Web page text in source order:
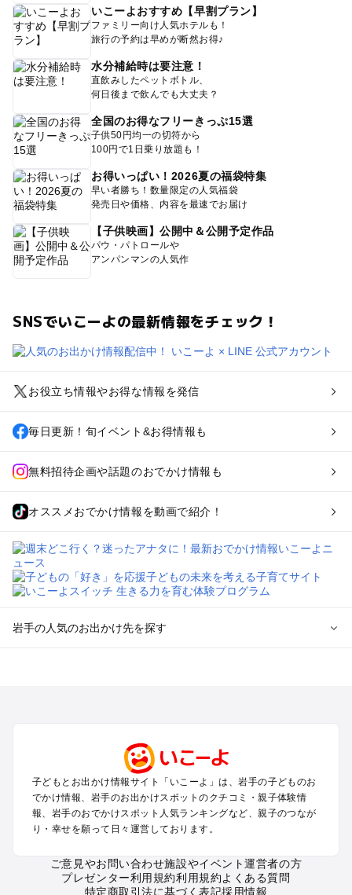
いこーよおすすめ【早割プラン】
ファミリー向け人気ホテルも！
旅行の予約は早めが断然お得♪
水分補給時は要注意！
直飲みしたペットボトル、
何日後まで飲んでも大丈夫？
全国のお得なフリーきっぷ15選
子供50円均一の切符から
100円で1日乗り放題も！
お得いっぱい！2026夏の福袋特集
早い者勝ち！数量限定の人気福袋
発売日や価格、内容を最速でお届け
【子供映画】公開中＆公開予定作品
パウ・パトロールや
アンパンマンの人気作
SNSでいこーよの最新情報をチェック！
お役立ち情報やお得な情報を発信
毎日更新！旬イベント&お得情報も
無料招待企画や話題のおでかけ情報も
オススメおでかけ情報を動画で紹介！
岩手の人気のお出かけ先を探す
安比・八幡平・二戸のプールお出かけ
三陸海岸周辺のプールお出かけ
岩手の定番お出かけスポット
岩手の遊園地
岩手のバーベキュー
岩手の釣り
子どもとお出かけ情報サイト「いこーよ」は、岩手の子どものお
でかけ情報、岩手のお出かけスポットのクチコミ・親子体験情
報、岩手のおでかけスポット人気ランキングなど、親子のつなが
り・幸せを願って日々運営しております。
ご意見やお問い合わせ施設やイベント運営者の方
プレゼンター利用規約利用規約よくある質問
特定商取引法に基づく表記採用情報